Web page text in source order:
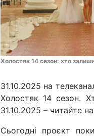
Холостяк 14 сезон: хто
31.10.2025 на
Холостяк 14 сезон.
31.10.2025 – читайте
Сьогодні проєкт